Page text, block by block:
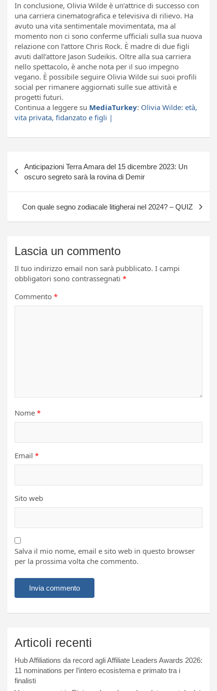
In conclusione, Olivia Wilde è un’attrice di successo con
una carriera cinematografica e televisiva di rilievo. Ha
avuto una vita sentimentale movimentata, ma al
momento non ci sono conferme ufficiali sulla sua nuova
relazione con l’attore Chris Rock. È madre di due figli
avuti dall’attore Jason Sudeikis. Oltre alla sua carriera
nello spettacolo, è anche nota per il suo impegno
vegano. È possibile seguire Olivia Wilde sui suoi profili
social per rimanere aggiornati sulle sue attività e
progetti futuri.
Continua a leggere su MediaTurkey: Olivia Wilde: età,
vita privata, fidanzato e figli |
articoli
Anticipazioni Terra Amara del 15 dicembre 2023: Un
oscuro segreto sarà la rovina di Demir
Con quale segno zodiacale litigherai nel 2024? – QUIZ
Lascia un commento
Il tuo indirizzo email non sarà pubblicato. I campi
obbligatori sono contrassegnati *
Commento *
Nome *
Email *
Sito web
Salva il mio nome, email e sito web in questo browser
per la prossima volta che commento.
Articoli recenti
Hub Affiliations da record agli Affiliate Leaders Awards 2026:
11 nominations per l’intero ecosistema e primato tra i
finalisti